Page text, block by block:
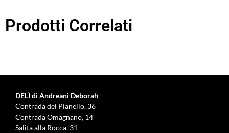
Prodotti Correlati
DELÌ di Andreani Deborah
Contrada del Pianello, 36
Contrada Omagnano, 14
Salita alla Rocca, 31